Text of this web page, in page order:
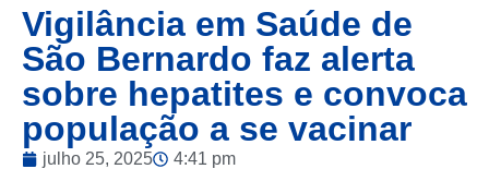
Vigilância em Saúde de
São Bernardo faz alerta
sobre hepatites e convoca
população a se vacinar
julho 25, 2025 4:41 pm